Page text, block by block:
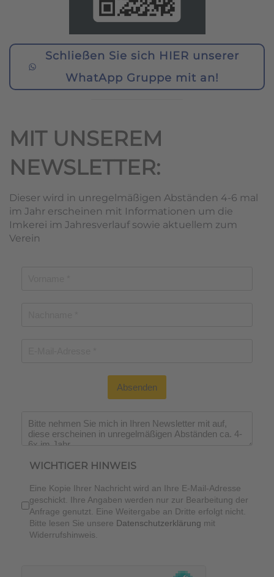
Schließen Sie sich HIER unserer
WhatApp Gruppe mit an!
MIT UNSEREM
NEWSLETTER:
Dieser wird in unregelmäßigen Abständen 4-6 mal
im Jahr erscheinen mit Informationen um die
Imkerei im Jahresverlauf sowie aktuellem zum
Verein
Absenden
Wichtiger Hinweis*
WICHTIGER HINWEIS
Eine Kopie Ihrer Nachricht wird an Ihre E-Mail-Adresse
geschickt. Ihre Angaben werden nur zur Bearbeitung der
Anfrage genutzt. Eine Weitergabe an Dritte erfolgt nicht.
Bitte lesen Sie unsere Datenschutzerklärung mit
Widerrufshinweis.